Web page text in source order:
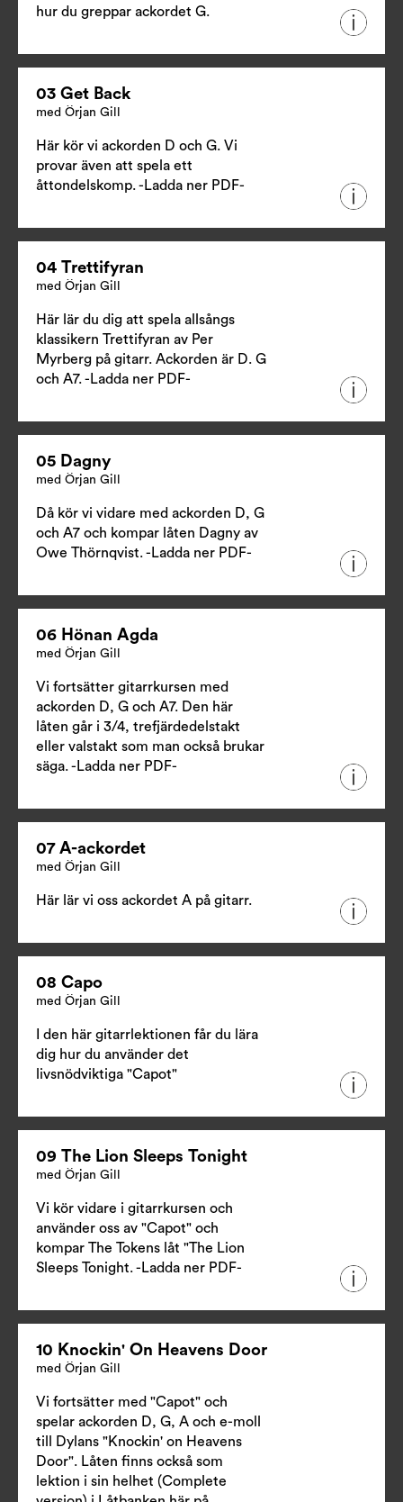
hur du greppar ackordet G.
03 Get Back
med Örjan Gill
Här kör vi ackorden D och G. Vi
provar även att spela ett
åttondelskomp.-Ladda ner PDF-
04 Trettifyran
med Örjan Gill
Här lär du dig att spela allsångs
klassikern Trettifyran av Per
Myrberg på gitarr. Ackorden är D. G
och A7.-Ladda ner PDF-
05 Dagny
med Örjan Gill
Då kör vi vidare med ackorden D, G
och A7 och kompar låten Dagny av
Owe Thörnqvist.-Ladda ner PDF-
06 Hönan Agda
med Örjan Gill
Vi fortsätter gitarrkursen med
ackorden D, G och A7. Den här
låten går i 3/4, trefjärdedelstakt
eller valstakt som man också brukar
säga.-Ladda ner PDF-
07 A-ackordet
med Örjan Gill
Här lär vi oss ackordet A på gitarr.
08 Capo
med Örjan Gill
I den här gitarrlektionen får du lära
dig hur du använder det
livsnödviktiga "Capot"
09 The Lion Sleeps Tonight
med Örjan Gill
Vi kör vidare i gitarrkursen och
använder oss av "Capot" och
kompar The Tokens låt "The Lion
Sleeps Tonight.-Ladda ner PDF-
10 Knockin' On Heavens Door
med Örjan Gill
Vi fortsätter med "Capot" och
spelar ackorden D, G, A och e-moll
till Dylans "Knockin' on Heavens
Door". Låten finns också som
lektion i sin helhet (Complete